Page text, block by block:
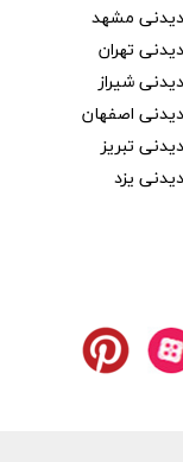
مشهد
تهران
شیراز
اصفهان
تبریز
یزد